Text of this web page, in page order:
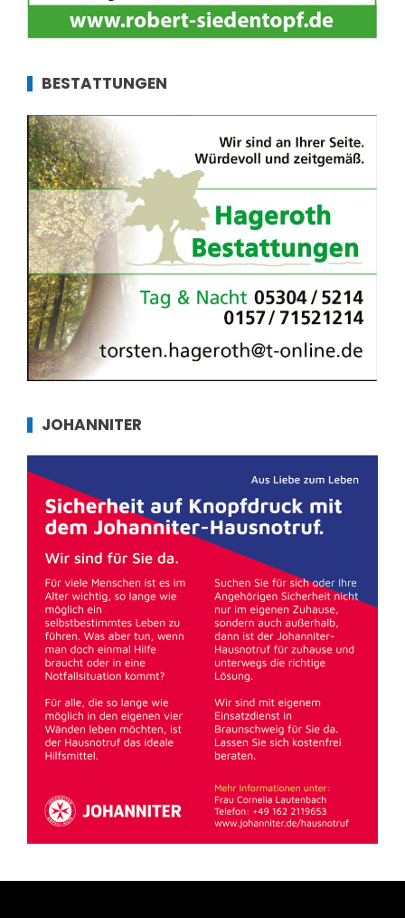
BESTATTUNGEN
JOHANNITER